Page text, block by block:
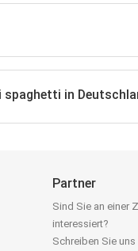
spaghetti in
Partner
Sind Sie an einer
interessiert?
Schreiben Sie uns